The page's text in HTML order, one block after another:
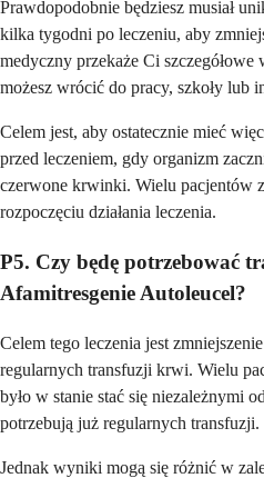
Prawdopodobnie będziesz musiał
kilka tygodni po leczeniu, aby
medyczny przekaże Ci
możesz wrócić do pracy, szkoły lub
Celem jest, aby ostatecznie mieć
przed leczeniem, gdy organizm
czerwone krwinki. Wielu pacjentów
rozpoczęciu działania leczenia.
P5. Czy będę potrzebować
Afamitresgenie Autoleucel?
Celem tego leczenia jest
regularnych transfuzji krwi. Wielu
było w stanie stać się niezależnymi
potrzebują już regularnych transfuzji.
Jednak wyniki mogą się różnić w